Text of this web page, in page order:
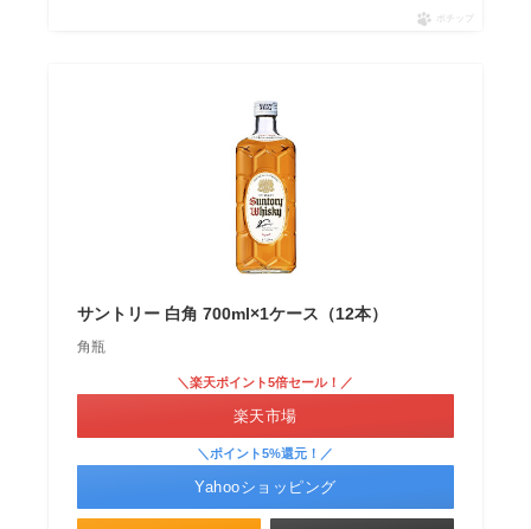
ポチップ
サントリー 白角 700ml×1ケース（12本）
角瓶
＼楽天ポイント5倍セール！／
楽天市場
＼ポイント5%還元！／
Yahooショッピング